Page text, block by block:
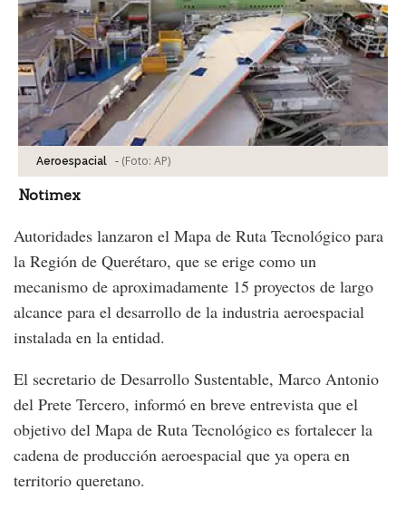
Aeroespacial - (Foto: AP)
Notimex
Autoridades lanzaron el Mapa de Ruta Tecnológico para
la Región de Querétaro, que se erige como un
mecanismo de aproximadamente 15 proyectos de largo
alcance para el desarrollo de la industria aeroespacial
instalada en la entidad.
El secretario de Desarrollo Sustentable, Marco Antonio
del Prete Tercero, informó en breve entrevista que el
objetivo del Mapa de Ruta Tecnológico es fortalecer la
cadena de producción aeroespacial que ya opera en
territorio queretano.